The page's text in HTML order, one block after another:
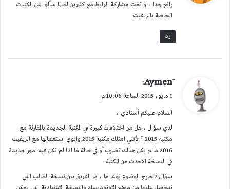
ل
رائع جدا ، و تمت مشاركة الرابط مع كثيرين لطالما سألوا عن المكتبات
الخاصة بالريفيت.
رد
ي
ل
:
1 مايو، 2015 الساعة 10:06 م
السلام عليكم أستاذي ،
لدي سؤال ، هل من اختلافات كبيرة في المكتبة الجديدة بالمقارنة مع
مكتبة 2015 ؟ لأنني امتلك مكتبة 2015 وانوي استعمالها مع الريفيت
2016 مالم يكن هنالك تضارب أو في حالة ما اذا لم تكن فيه امور جديدة
في النسخة الاحدث من المكتبة.
سؤال 2 خارج الموضوع نوعا ما ، ما الفريق بين نسخة الطالب التي